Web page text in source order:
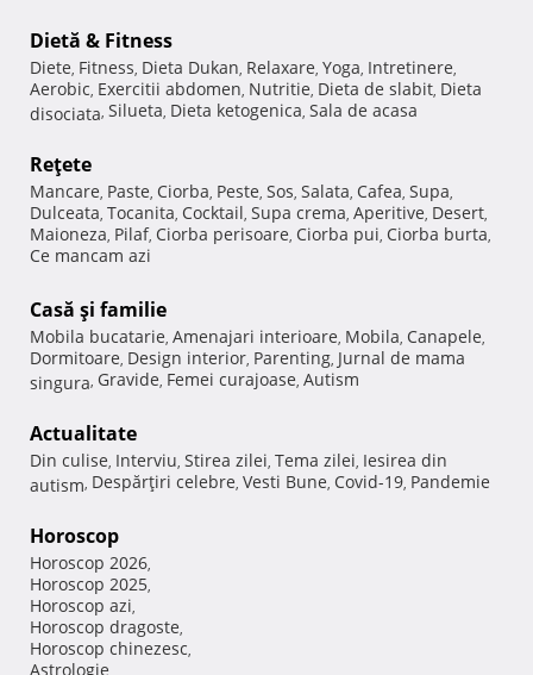
Dietă & Fitness
Diete, Fitness, Dieta Dukan, Relaxare, Yoga, Intretinere,
Aerobic, Exercitii abdomen, Nutritie, Dieta de slabit, Dieta
disociata, Silueta, Dieta ketogenica, Sala de acasa
Reţete
Mancare, Paste, Ciorba, Peste, Sos, Salata, Cafea, Supa,
Dulceata, Tocanita, Cocktail, Supa crema, Aperitive, Desert,
Maioneza, Pilaf, Ciorba perisoare, Ciorba pui, Ciorba burta,
Ce mancam azi
Casă şi familie
Mobila bucatarie, Amenajari interioare, Mobila, Canapele,
Dormitoare, Design interior, Parenting, Jurnal de mama
singura, Gravide, Femei curajoase, Autism
Actualitate
Din culise, Interviu, Stirea zilei, Tema zilei, Iesirea din
autism, Despărţiri celebre, Vesti Bune, Covid-19, Pandemie
Horoscop
Horoscop 2026,
Horoscop 2025,
Horoscop azi,
Horoscop dragoste,
Horoscop chinezesc,
Astrologie